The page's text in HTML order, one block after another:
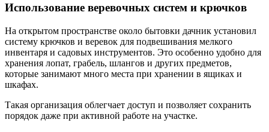
Использование веревочных систем и крючков
На открытом пространстве около бытовки дачник установил
систему крючков и веревок для подвешивания мелкого
инвентаря и садовых инструментов. Это особенно удобно для
хранения лопат, грабель, шлангов и других предметов,
которые занимают много места при хранении в ящиках и
шкафах.
Такая организация облегчает доступ и позволяет сохранить
порядок даже при активной работе на участке.